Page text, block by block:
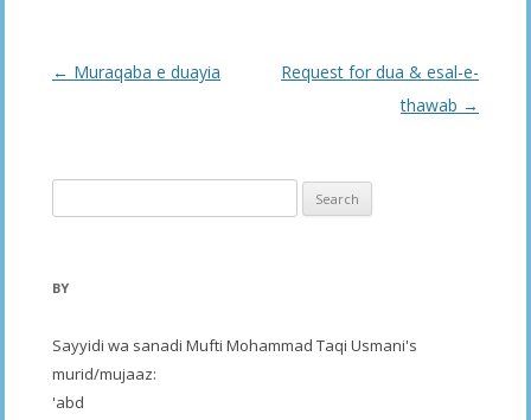
Post
← Muraqaba e duayia
Request for dua & esal-e-
thawab →
for:
BY
Sayyidi wa sanadi Mufti Mohammad Taqi Usmani's
murid/mujaaz:
'abd